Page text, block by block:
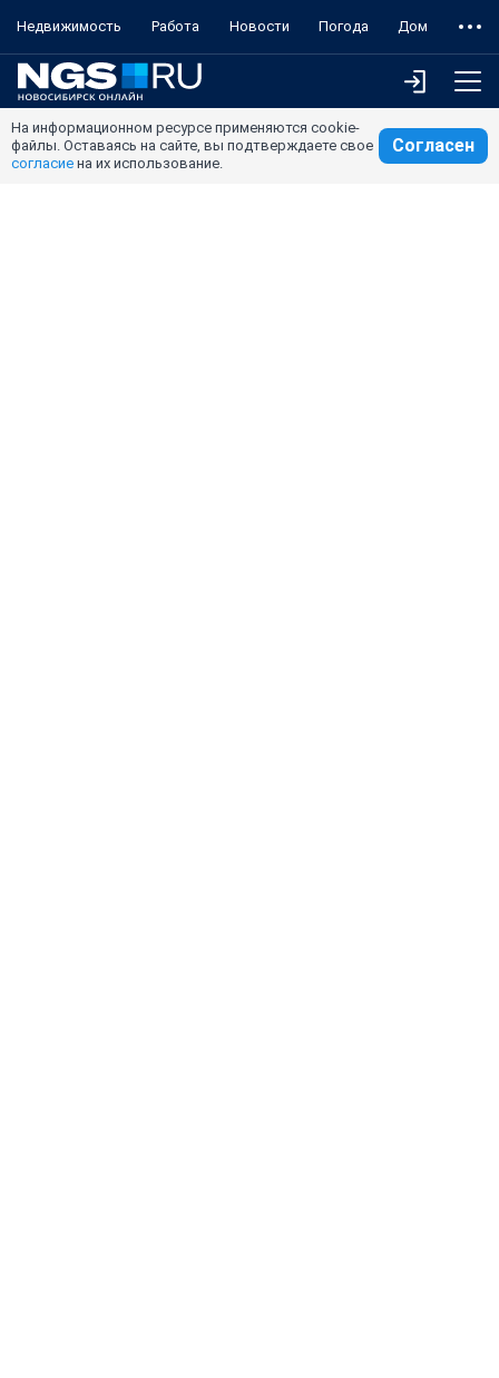
Недвижимость Работа Новости Погода Дом
На информационном ресурсе применяются cookie-
файлы. Оставаясь на сайте, вы подтверждаете свое
согласие на их использование.
Согласен